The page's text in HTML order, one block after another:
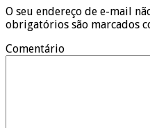
O seu endereço de e-mail
obrigatórios são marcados
Comentário